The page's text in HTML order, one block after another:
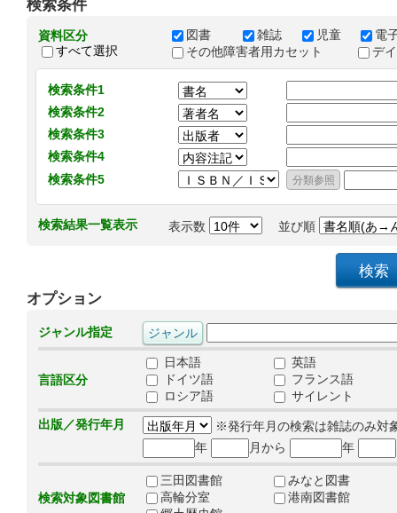
検索条件
資料区分
すべて選択
図書 雑誌 児童
電
その他障害者用カセット
デ
検索条件1
検索条件2
検索条件3
検索条件4
検索条件5
検索結果一覧表示 表示数 並び順
オプション
ジャンル指定
言語区分
日本語
英語
ドイツ語
フランス語
ロシア語
サイレント
出版／発行年月
※発行年月の検索は雑誌のみ対
年
月から 年
検索対象図書館
三田図書館
みなと図書
高輪分室
港南図書館